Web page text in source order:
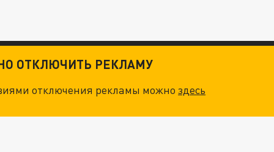
ОТКЛЮЧИТЬ РЕКЛАМУ
отключения рекламы можноздесь